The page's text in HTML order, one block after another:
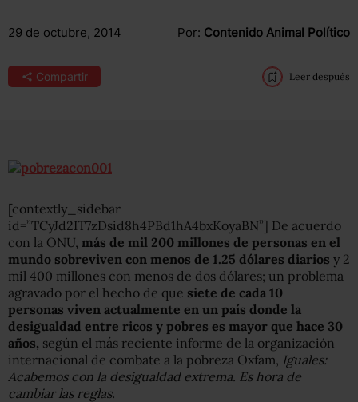
29 de octubre, 2014 Por: Contenido Animal Político
Compartir Leer después
[contextly_sidebar
id=”TCyJd2IT7zDsid8h4PBd1hA4bxKoyaBN”] De acuerdo
con la ONU, más de mil 200 millones de personas en el
mundo sobreviven con menos de 1.25 dólares diarios y 2
mil 400 millones con menos de dos dólares; un problema
agravado por el hecho de que siete de cada 10
personas viven actualmente en un país donde la
desigualdad entre ricos y pobres es mayor que hace 30
años, según el más reciente informe de la organización
internacional de combate a la pobreza Oxfam, Iguales:
Acabemos con la desigualdad extrema. Es hora de
cambiar las reglas.